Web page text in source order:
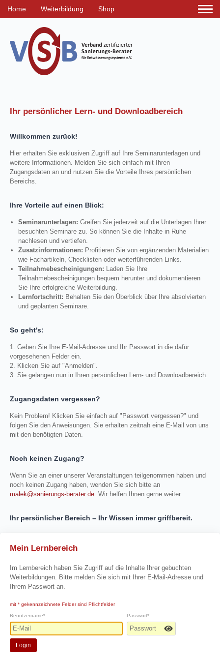
Home Weiterbildung Shop
Ihr persönlicher Lern- und Downloadbereich
Willkommen zurück!
Hier erhalten Sie exklusiven Zugriff auf Ihre Seminarunterlagen und
weitere Informationen. Melden Sie sich einfach mit Ihren
Zugangsdaten an und nutzen Sie die Vorteile Ihres persönlichen
Bereichs.
Ihre Vorteile auf einen Blick:
Seminarunterlagen: Greifen Sie jederzeit auf die Unterlagen Ihrer
besuchten Seminare zu. So können Sie die Inhalte in Ruhe
nachlesen und vertiefen.
Zusatzinformationen: Profitieren Sie von ergänzenden Materialien
wie Fachartikeln, Checklisten oder weiterführenden Links.
Teilnahmebescheinigungen: Laden Sie Ihre
Teilnahmebescheinigungen bequem herunter und dokumentieren
Sie Ihre erfolgreiche Weiterbildung.
Lernfortschritt: Behalten Sie den Überblick über Ihre absolvierten
und geplanten Seminare.
So geht's:
1. Geben Sie Ihre E-Mail-Adresse und Ihr Passwort in die dafür
vorgesehenen Felder ein.
2. Klicken Sie auf "Anmelden".
3. Sie gelangen nun in Ihren persönlichen Lern- und Downloadbereich.
Zugangsdaten vergessen?
Kein Problem! Klicken Sie einfach auf "Passwort vergessen?" und
folgen Sie den Anweisungen. Sie erhalten zeitnah eine E-Mail von uns
mit den benötigten Daten.
Noch keinen Zugang?
Wenn Sie an einer unserer Veranstaltungen teilgenommen haben und
noch keinen Zugang haben, wenden Sie sich bitte an
malek@sanierungs-berater.de. Wir helfen Ihnen gerne weiter.
Ihr persönlicher Bereich – Ihr Wissen immer griffbereit.
Mein Lernbereich
Im Lernbereich haben Sie Zugriff auf die Inhalte Ihrer gebuchten
Weiterbildungen. Bitte melden Sie sich mit Ihrer E-Mail-Adresse und
Ihrem Passwort an.
mit * gekennzeichnete Felder sind Pflichtfelder
Benutzername* Passwort*